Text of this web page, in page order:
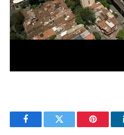
FacebookTwitter Pinterest